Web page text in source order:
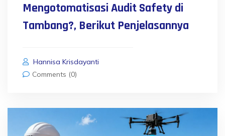
Mengotomatisasi Audit Safety di
Tambang?, Berikut Penjelasannya
Hannisa Krisdayanti
Comments (0)